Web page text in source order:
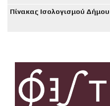
Πίνακας Ισολογισμού